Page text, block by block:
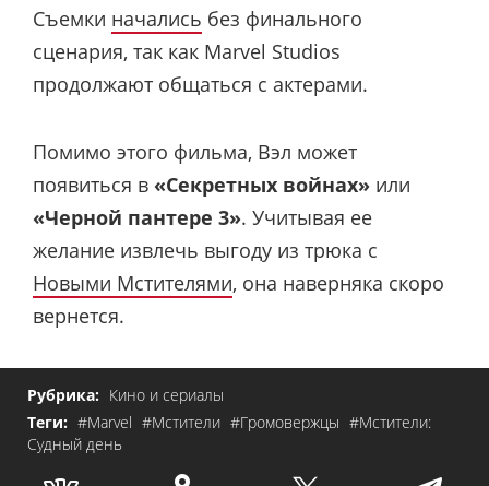
Съемки начались без финального
сценария, так как Marvel Studios
продолжают общаться с актерами.
Помимо этого фильма, Вэл может
появиться в «Секретных войнах» или
«Черной пантере 3». Учитывая ее
желание извлечь выгоду из трюка с
Новыми Мстителями, она наверняка скоро
вернется.
Рубрика: Кино и сериалы
Теги: #Marvel #Мстители #Громовержцы #Мстители:
Судный день